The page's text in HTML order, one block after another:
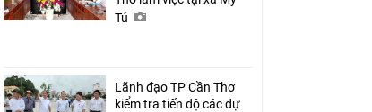
Tú
Lãnh đạo TP Cần Thơ
kiểm tra tiến độ các dự